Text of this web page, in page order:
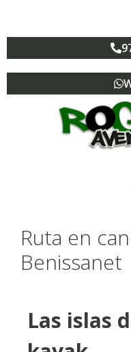
Ruta en
Benissanet
Las islas